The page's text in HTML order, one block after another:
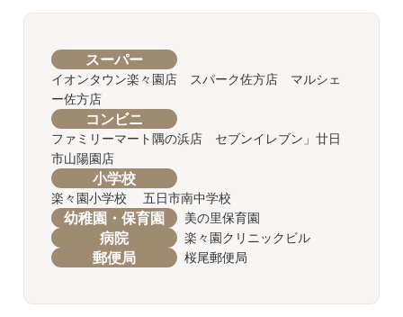
スーパー
イオンタウン楽々園店 スパーク佐方店 マルシェ
ー佐方店
コンビニ
ファミリーマート隅の浜店 セブンイレブン」廿日
市山陽園店
小学校
楽々園小学校 五日市南中学校
幼稚園・保育園 美の里保育園
病院 楽々園クリニックビル
郵便局 桜尾郵便局